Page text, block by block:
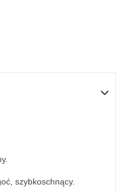
szybkoschnący.